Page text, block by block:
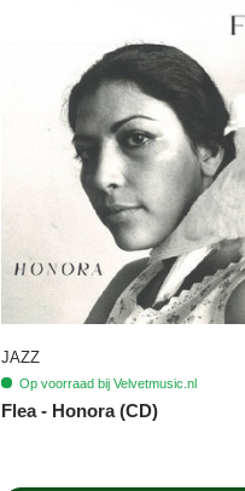
JAZZ
Op voorraad bij Velvetmusic.nl
Flea - Honora (CD)